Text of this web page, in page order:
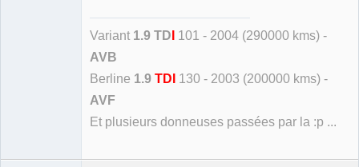
Variant 1.9 TD 101 - 2004 (290000 kms) -
AVB
Berline 1.9 TDI 130 - 2003 (200000 kms) -
AVF
Et plusieurs donneuses passées par la :p ...